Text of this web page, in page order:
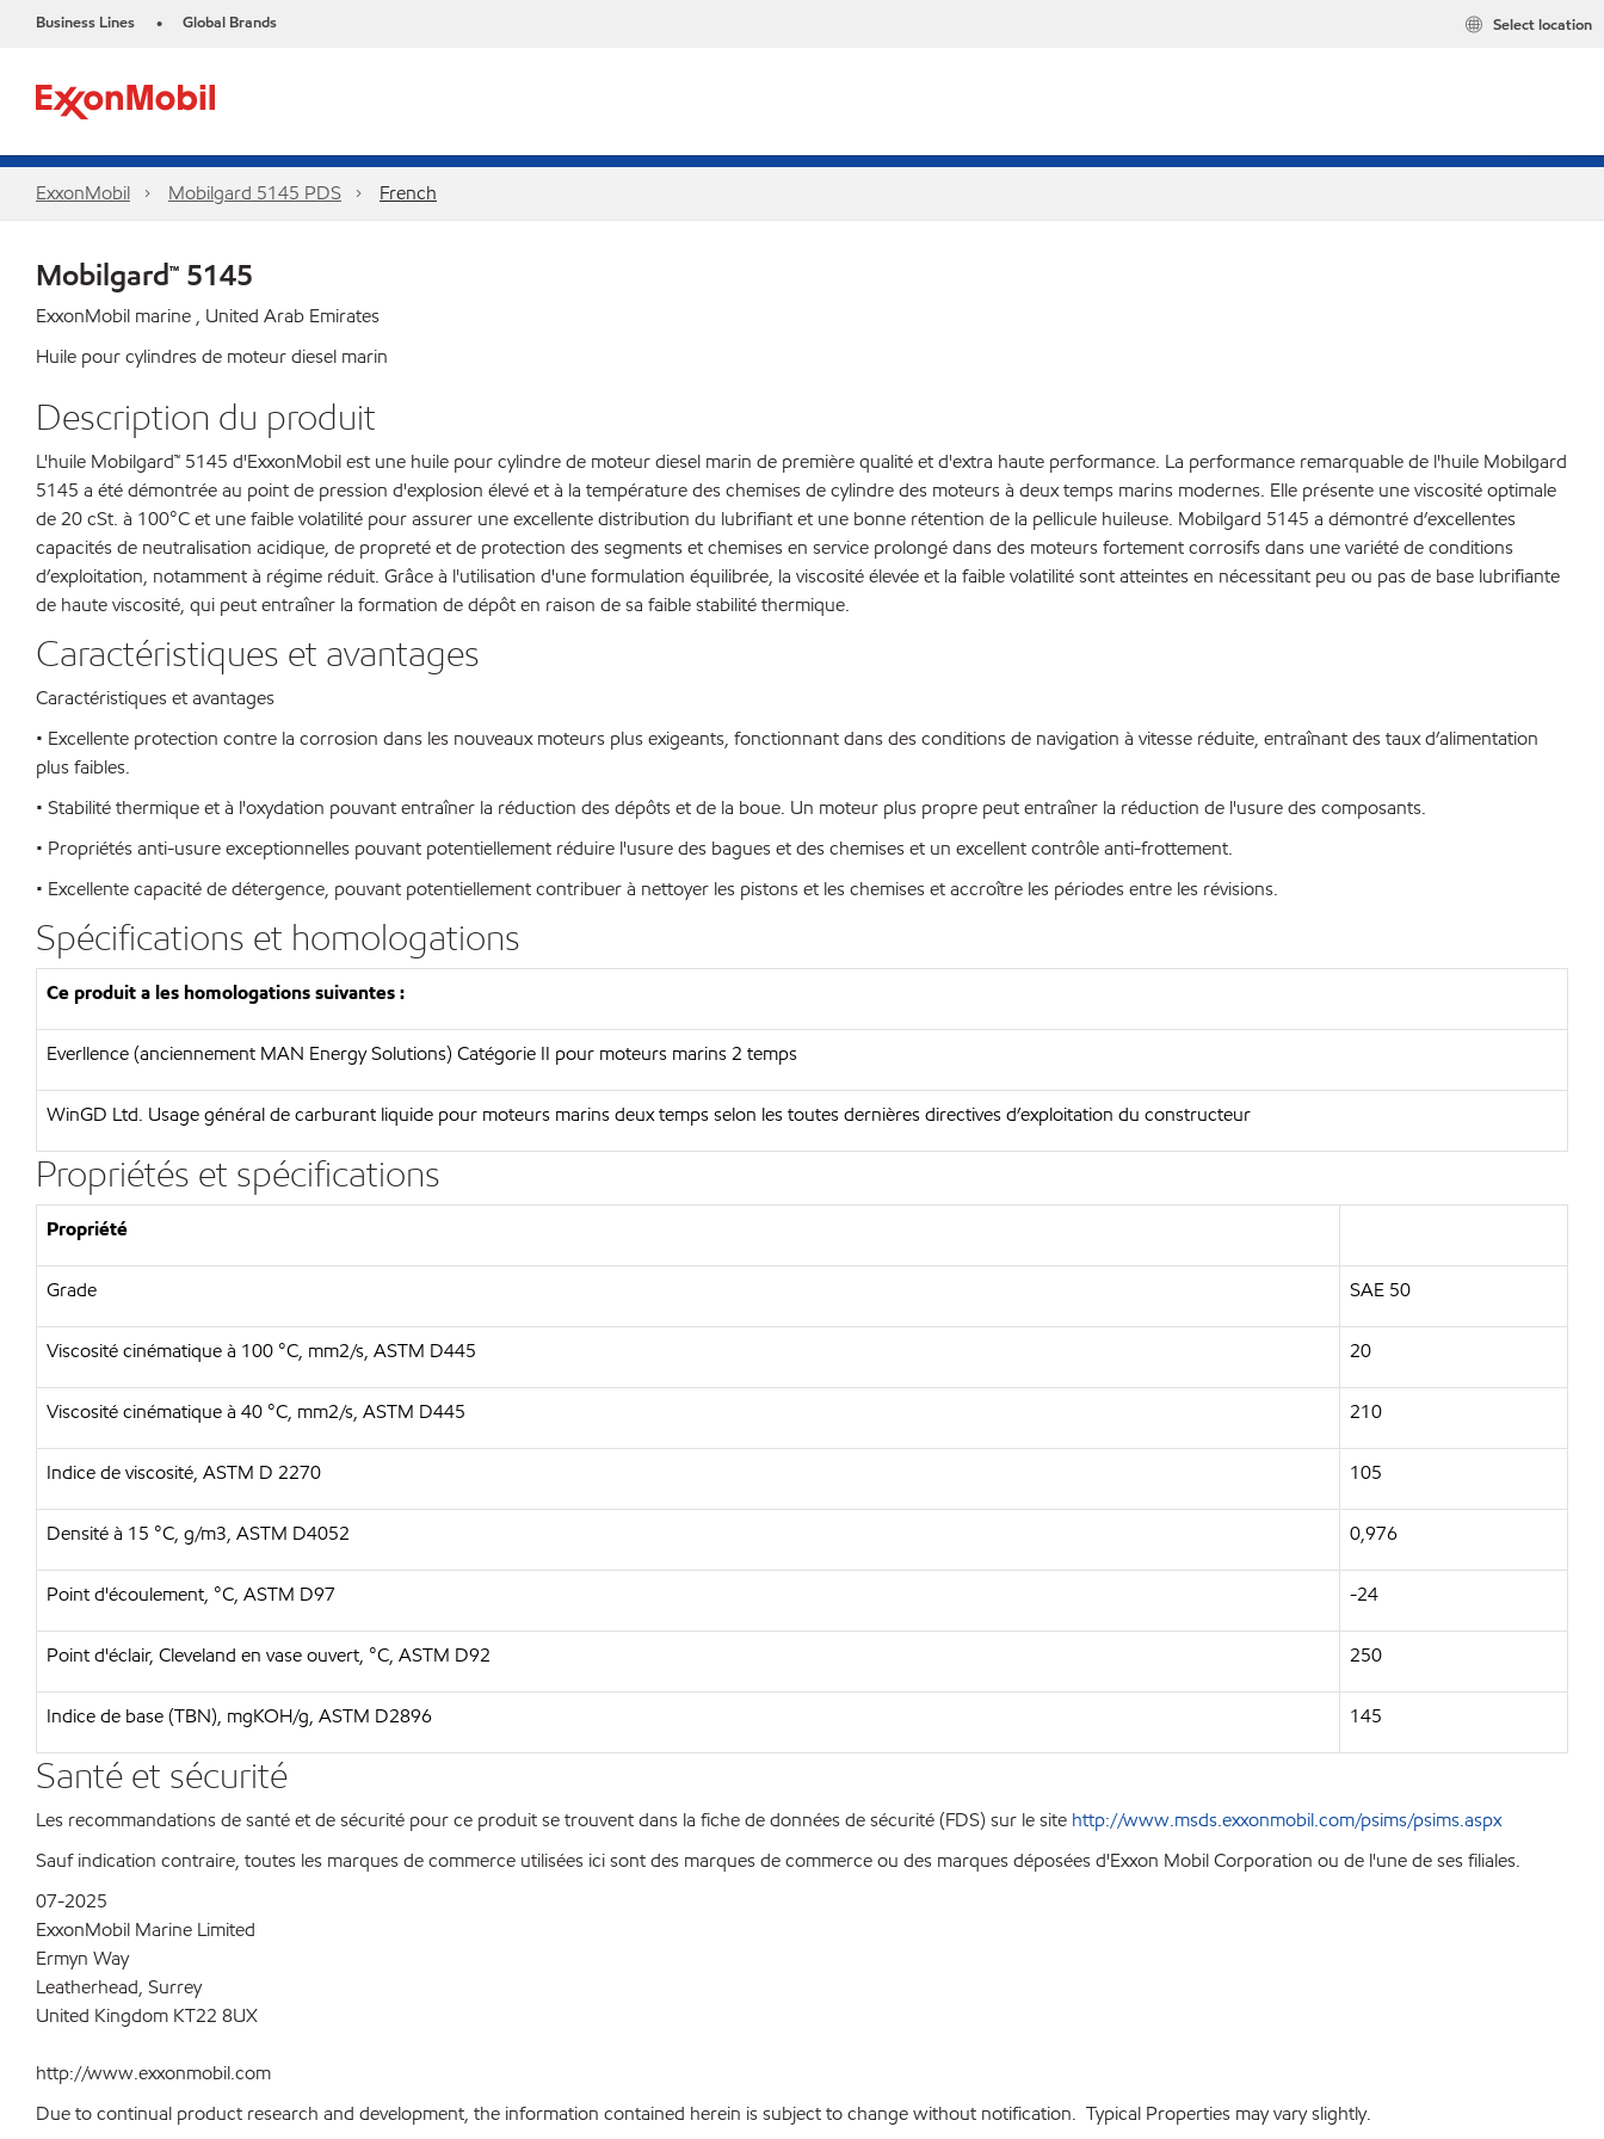
Business Lines • Global Brands Select location
ExxonMobil Mobilgard 5145 PDS French
Mobilgard™ 5145
ExxonMobil marine , United Arab Emirates
Huile pour cylindres de moteur diesel marin
Description du produit
L'huile Mobilgard™ 5145 d'ExxonMobil est une huile pour cylindre de moteur diesel marin de première qualité et d'extra haute performance. La performance remarquable de l'huile Mobilgard
5145 a été démontrée au point de pression d'explosion élevé et à la température des chemises de cylindre des moteurs à deux temps marins modernes. Elle présente une viscosité optimale
de 20 cSt. à 100°C et une faible volatilité pour assurer une excellente distribution du lubrifiant et une bonne rétention de la pellicule huileuse. Mobilgard 5145 a démontré d’excellentes
capacités de neutralisation acidique, de propreté et de protection des segments et chemises en service prolongé dans des moteurs fortement corrosifs dans une variété de conditions
d’exploitation, notamment à régime réduit. Grâce à l'utilisation d'une formulation équilibrée, la viscosité élevée et la faible volatilité sont atteintes en nécessitant peu ou pas de base lubrifiante
de haute viscosité, qui peut entraîner la formation de dépôt en raison de sa faible stabilité thermique.
Caractéristiques et avantages
Caractéristiques et avantages
• Excellente protection contre la corrosion dans les nouveaux moteurs plus exigeants, fonctionnant dans des conditions de navigation à vitesse réduite, entraînant des taux d’alimentation
plus faibles.
• Stabilité thermique et à l'oxydation pouvant entraîner la réduction des dépôts et de la boue. Un moteur plus propre peut entraîner la réduction de l'usure des composants.
• Propriétés anti-usure exceptionnelles pouvant potentiellement réduire l'usure des bagues et des chemises et un excellent contrôle anti-frottement.
• Excellente capacité de détergence, pouvant potentiellement contribuer à nettoyer les pistons et les chemises et accroître les périodes entre les révisions.
Spécifications et homologations
Ce produit a les homologations suivantes :
Everllence (anciennement MAN Energy Solutions) Catégorie II pour moteurs marins 2 temps
WinGD Ltd. Usage général de carburant liquide pour moteurs marins deux temps selon les toutes dernières directives d’exploitation du constructeur
Propriétés et spécifications
Propriété
Grade SAE 50
Viscosité cinématique à 100 °C, mm2/s, ASTM D445 20
Viscosité cinématique à 40 °C, mm2/s, ASTM D445 210
Indice de viscosité, ASTM D 2270 105
Densité à 15 °C, g/m3, ASTM D4052 0,976
Point d'écoulement, °C, ASTM D97 -24
Point d'éclair, Cleveland en vase ouvert, °C, ASTM D92 250
Indice de base (TBN), mgKOH/g, ASTM D2896 145
Santé et sécurité
Les recommandations de santé et de sécurité pour ce produit se trouvent dans la fiche de données de sécurité (FDS) sur le site http://www.msds.exxonmobil.com/psims/psims.aspx
Sauf indication contraire, toutes les marques de commerce utilisées ici sont des marques de commerce ou des marques déposées d'Exxon Mobil Corporation ou de l'une de ses filiales.
07-2025
ExxonMobil Marine Limited
Ermyn Way
Leatherhead, Surrey
United Kingdom KT22 8UX
http://www.exxonmobil.com
Due to continual product research and development, the information contained herein is subject to change without notification. Typical Properties may vary slightly.